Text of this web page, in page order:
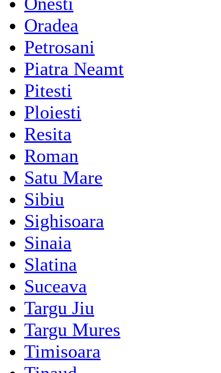
Oradea
Petrosani
Piatra Neamt
Pitesti
Ploiesti
Resita
Roman
Satu Mare
Sibiu
Sighisoara
Sinaia
Slatina
Suceava
Targu Jiu
Targu Mures
Timisoara